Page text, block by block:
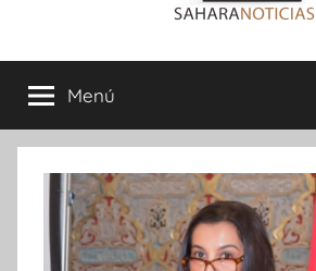
Sahara
Noticias
Menú